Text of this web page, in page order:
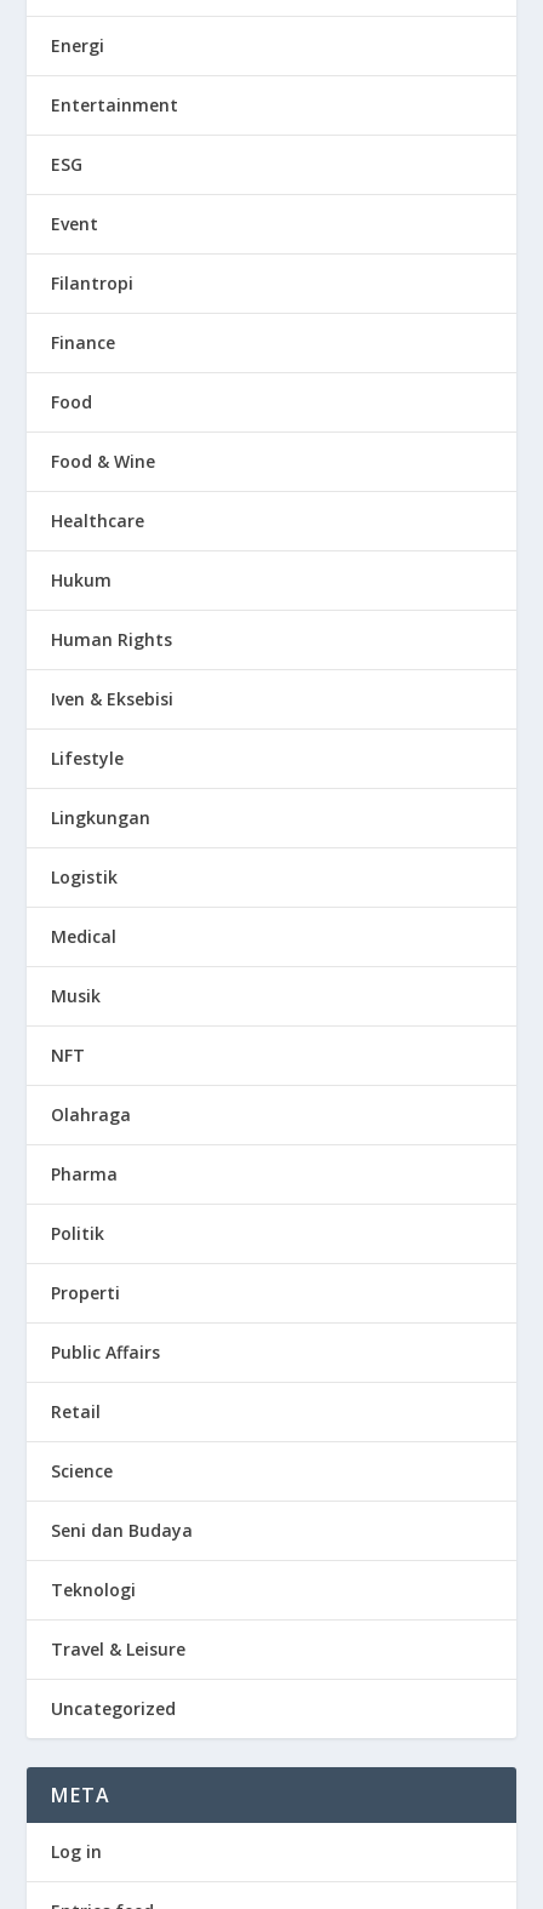
Energi
Entertainment
ESG
Event
Filantropi
Finance
Food
Food & Wine
Healthcare
Hukum
Human Rights
Iven & Eksebisi
Lifestyle
Lingkungan
Logistik
Medical
Musik
NFT
Olahraga
Pharma
Politik
Properti
Public Affairs
Retail
Science
Seni dan Budaya
Teknologi
Travel & Leisure
Uncategorized
META
Log in